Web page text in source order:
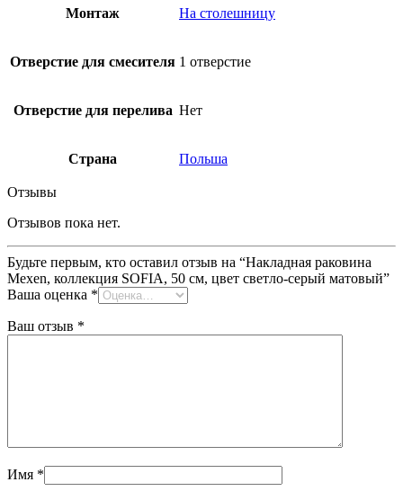
Монтаж На столешницу
Отверстие для смесителя 1 отверстие
Отверстие для перелива Нет
Страна Польша
Отзывы
Отзывов пока нет.
Будьте первым, кто оставил отзыв на “Накладная раковина
Mexen, коллекция SOFIA, 50 см, цвет светло-серый матовый”
Ваша оценка *
Ваш отзыв *
Имя *